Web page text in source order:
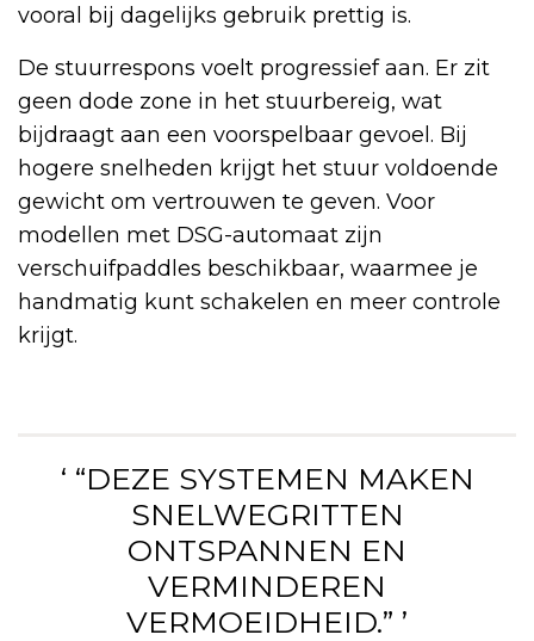
vooral bij dagelijks gebruik prettig is.
De stuurrespons voelt progressief aan. Er zit
geen dode zone in het stuurbereig, wat
bijdraagt aan een voorspelbaar gevoel. Bij
hogere snelheden krijgt het stuur voldoende
gewicht om vertrouwen te geven. Voor
modellen met DSG-automaat zijn
verschuifpaddles beschikbaar, waarmee je
handmatig kunt schakelen en meer controle
krijgt.
‘ “DEZE SYSTEMEN MAKEN
SNELWEGRITTEN
ONTSPANNEN EN
VERMINDEREN
VERMOEIDHEID.” ’